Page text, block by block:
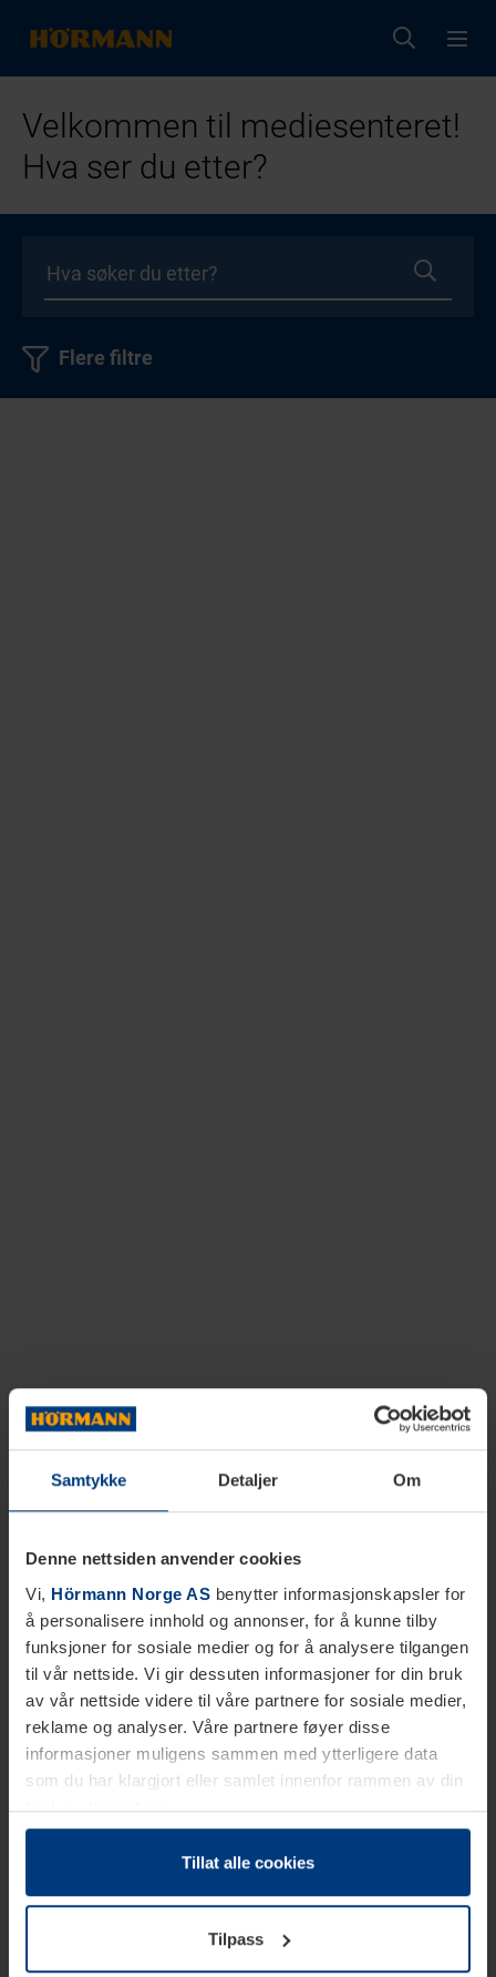
Samtykke Detaljer Om
Denne nettsiden anvender cookies
Vi, Hörmann Norge AS benytter informasjonskapsler for
å personalisere innhold og annonser, for å kunne tilby
funksjoner for sosiale medier og for å analysere tilgangen
til vår nettside. Vi gir dessuten informasjoner for din bruk
av vår nettside videre til våre partnere for sosiale medier,
reklame og analyser. Våre partnere føyer disse
informasjoner muligens sammen med ytterligere data
som du har klargjort eller samlet innenfor rammen av din
bruk av tjenestene.
Etter loven kan vi lagre informasjonskapsler på din
datamaskin, hvis disse er absolutt nødvendig for drift av
trenger vi din tillatelse. Du kan når som helst endre eller
tilbakekalle ditt samtykke i forklaringen av
informasjonskapselen på sidenPersonvernerklæringpå
Tillat alle cookies
Tilpass
Velkommen til mediesenteret!
Hva ser du etter?
Flere filtre